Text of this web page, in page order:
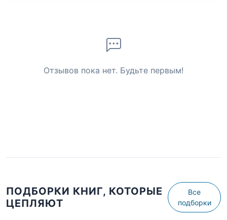
Отзывов пока нет. Будьте первым!
ПОДБОРКИ КНИГ, КОТОРЫЕ
ЦЕПЛЯЮТ
Все
подборки